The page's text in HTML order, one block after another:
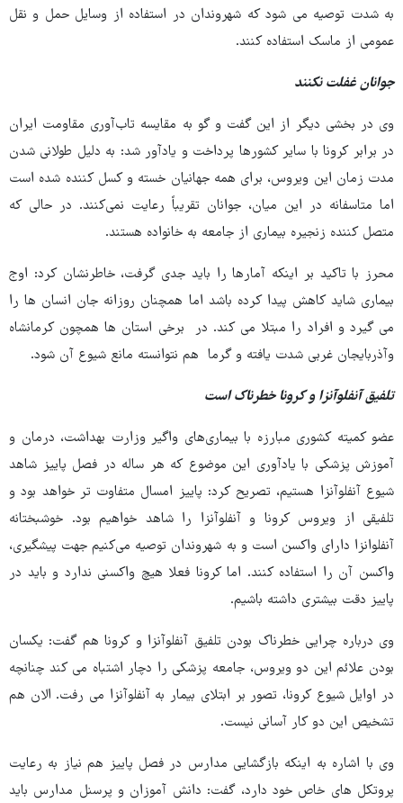
به شدت توصیه می شود که شهروندان در استفاده از وسایل حمل و نقل
عمومی از ماسک استفاده کنند.
جوانان غفلت نکنند
وی در بخشی دیگر از این گفت و گو به مقایسه تاب‌آوری مقاومت ایران
در برابر کرونا با سایر کشورها پرداخت و یادآور شد: به دلیل طولانی شدن
مدت زمان این ویروس، برای همه جهانیان خسته و کسل کننده شده است
اما متاسفانه در این میان، جوانان تقریباً رعایت نمی‌کنند. در حالی که
متصل کننده زنجیره بیماری از جامعه به خانواده هستند.
محرز با تاکید بر اینکه آمارها را باید جدی گرفت، خاطرنشان کرد: اوج
بیماری شاید کاهش پیدا کرده باشد اما همچنان روزانه جان انسان ها را
می گیرد و افراد را مبتلا می کند. در برخی استان ها همچون کرمانشاه
وآذربایجان غربی شدت یافته و گرما هم نتوانسته مانع شیوع آن شود.
تلفیق آنفلوآنزا و کرونا خطرناک است
عضو کمیته کشوری مبارزه با بیماری‌های واگیر وزارت بهداشت، درمان و
آموزش پزشکی با یادآوری این موضوع که هر ساله در فصل پاییز شاهد
شیوع آنفلوآنزا هستیم، تصریح کرد: پاییز امسال متفاوت تر خواهد بود و
تلفیقی از ویروس کرونا و آنفلوآنزا را شاهد خواهیم بود. خوشبختانه
آنفلوانزا دارای واکسن است و به شهروندان توصیه می‌کنیم جهت پیشگیری،
واکسن آن را استفاده کنند. اما کرونا فعلا هیچ واکسنی ندارد و باید در
پاییز دقت بیشتری داشته باشیم.
وی درباره چرایی خطرناک بودن تلفیق آنفلوآنزا و کرونا هم گفت: یکسان
بودن علائم این دو ویروس، جامعه پزشکی را دچار اشتباه می کند چنانچه
در اوایل شیوع کرونا، تصور بر ابتلای بیمار به آنفلوآنزا می رفت. الان هم
تشخیص این دو کار آسانی نیست.
وی با اشاره به اینکه بازگشایی مدارس در فصل پاییز هم نیاز به رعایت
پروتکل های خاص خود دارد، گفت: دانش آموزان و پرسنل مدارس باید